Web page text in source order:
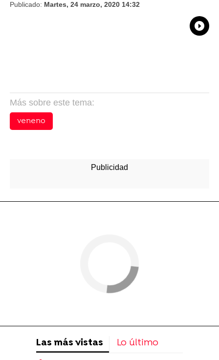
Publicado: Martes, 24 marzo, 2020 14:32
Más sobre este tema:
veneno
Las más vistas Lo último